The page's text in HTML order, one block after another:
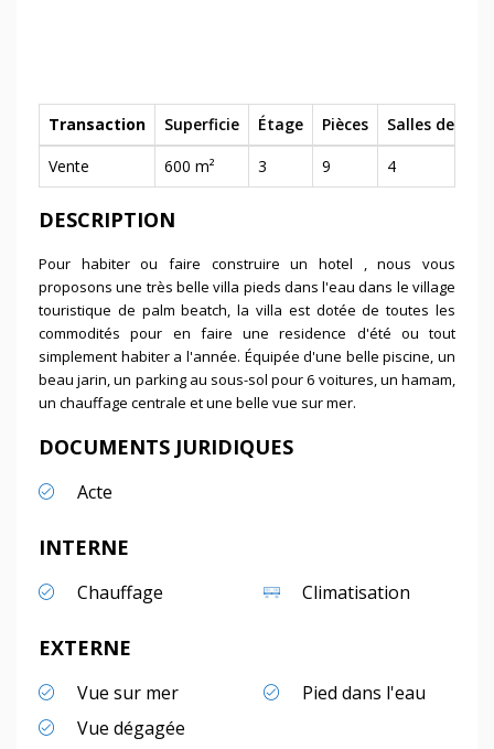
Transaction Superficie Étage Pièces
Salles de bain
Vente
600 m² 3 9 4
DESCRIPTION
Pour habiter ou faire construire un hotel , nous vous
proposons une très belle villa pieds dans l'eau dans le village
touristique de palm beatch, la villa est dotée de toutes les
commodités pour en faire une residence d'été ou tout
simplement habiter a l'année. Équipée d'une belle piscine, un
beau jarin, un parking au sous-sol pour 6 voitures, un hamam,
un chauffage centrale et une belle vue sur mer.
DOCUMENTS JURIDIQUES
Acte
INTERNE
Chauffage Climatisation
EXTERNE
Vue sur mer
Pied dans l'eau
Vue dégagée